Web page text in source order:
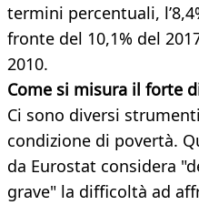
termini percentuali,
fronte del 10,1% del
2010.
Come si misura il forte
Ci sono diversi
condizione di povertà.
da Eurostat considera
grave" la difficoltà ad